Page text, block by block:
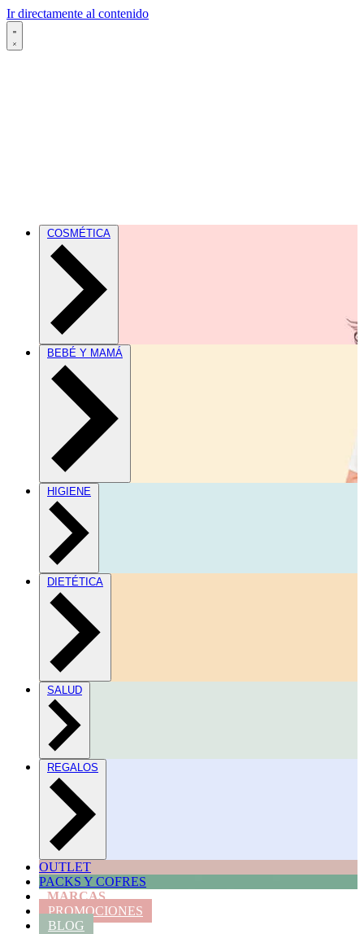
Ir directamente al contenido
COSMÉTICA
BEBÉ Y MAMÁ
HIGIENE
DIETÉTICA
SALUD
REGALOS
OUTLET
PACKS Y COFRES
MARCAS
PROMOCIONES
BLOG